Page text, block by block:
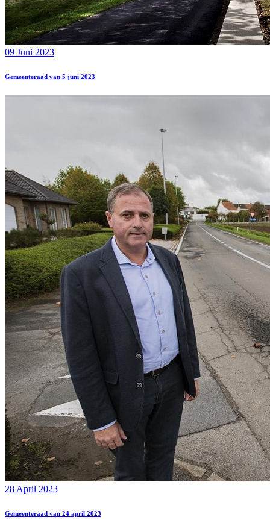
09 Juni 2023
Gemeenteraad van 5 juni 2023
28 April 2023
Gemeenteraad van 24 april 2023